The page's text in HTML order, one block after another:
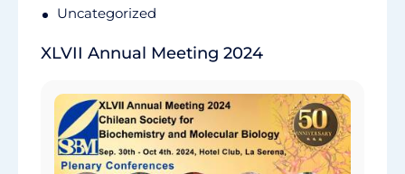
Uncategorized
XLVII Annual Meeting 2024